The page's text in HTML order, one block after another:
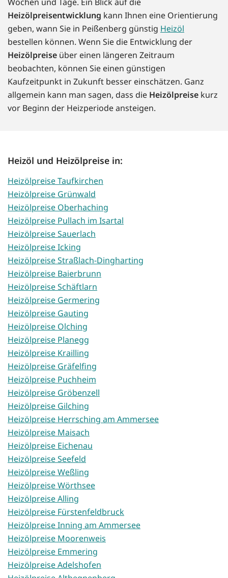
Heizölpreisentwicklung kann Ihnen eine Orientierung
geben, wann Sie in Peißenberg günstig Heizöl
bestellen können. Wenn Sie die Entwicklung der
Heizölpreise über einen längeren Zeitraum
beobachten, können Sie einen günstigen
Kaufzeitpunkt in Zukunft besser einschätzen. Ganz
allgemein kann man sagen, dass die Heizölpreise kurz
vor Beginn der Heizperiode ansteigen.
Heizöl und Heizölpreise in:
Heizölpreise Taufkirchen
Heizölpreise Grünwald
Heizölpreise Oberhaching
Heizölpreise Pullach im Isartal
Heizölpreise Sauerlach
Heizölpreise Icking
Heizölpreise Straßlach-Dingharting
Heizölpreise Baierbrunn
Heizölpreise Schäftlarn
Heizölpreise Germering
Heizölpreise Gauting
Heizölpreise Olching
Heizölpreise Planegg
Heizölpreise Krailling
Heizölpreise Gräfelfing
Heizölpreise Puchheim
Heizölpreise Gröbenzell
Heizölpreise Gilching
Heizölpreise Herrsching am Ammersee
Heizölpreise Maisach
Heizölpreise Eichenau
Heizölpreise Seefeld
Heizölpreise Weßling
Heizölpreise Wörthsee
Heizölpreise Alling
Heizölpreise Fürstenfeldbruck
Heizölpreise Inning am Ammersee
Heizölpreise Moorenweis
Heizölpreise Emmering
Heizölpreise Adelshofen